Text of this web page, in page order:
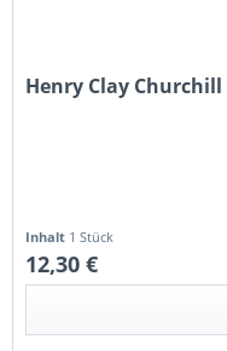
Henry Clay Churchill
Inhalt 1 Stück
12,30 €